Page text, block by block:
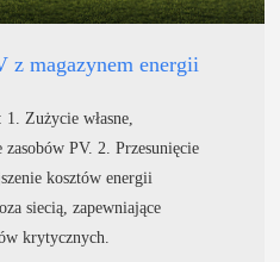
z magazynem energii
1. Zużycie własne,
PV. 2. Przesunięcie
kosztów energii
siecią, zapewniające
krytycznych.